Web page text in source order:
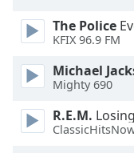
Color
The Police
KFIX 96.9 FM
Michael
Mighty 690
R.E.M.